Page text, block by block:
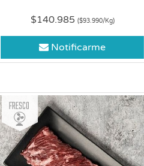
$140.985 ($93.990/Kg)
Notificarme
Fresco